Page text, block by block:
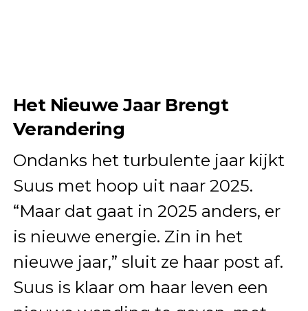
Het Nieuwe Jaar Brengt
Verandering
Ondanks het turbulente jaar kijkt
Suus met hoop uit naar 2025.
“Maar dat gaat in 2025 anders, er
is nieuwe energie. Zin in het
nieuwe jaar,” sluit ze haar post af.
Suus is klaar om haar leven een